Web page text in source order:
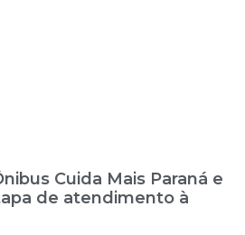
Cuida Mais Paraná e
de atendimento à